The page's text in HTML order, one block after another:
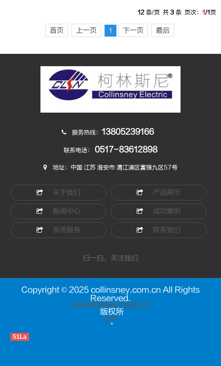
12 条/页 共3 条 页次：1/1页
首页 上一页 1 下一页 最后
服务热线： 13805239166
联系电话： 0517-83612898
地址：中国 江苏 淮安市 清江浦区富强九区57号
关于我们 产品展示
新闻中心 成功案例
系统服务 联系我们
扫一扫，关注我们
Copyright © 2025 collinsney.com.cn All Rights
Reserved.
淮安柯林斯尼电气有限公司
版权所
企邮
*
51La